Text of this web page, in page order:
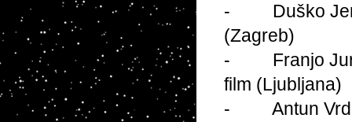
- Duško
(Zagreb)
- Franjo
film (Ljubljana)
- Antun